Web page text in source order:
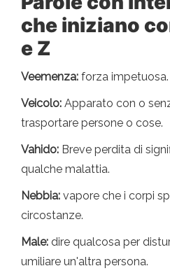
che iniziano
e Z
Veemenza: forza impetuosa.
Veicolo: Apparato con o
trasportare persone o cose.
Vahido: Breve perdita di
qualche malattia.
Nebbia: vapore che i corpi
circostanze.
Male: dire qualcosa per
umiliare un'altra persona.